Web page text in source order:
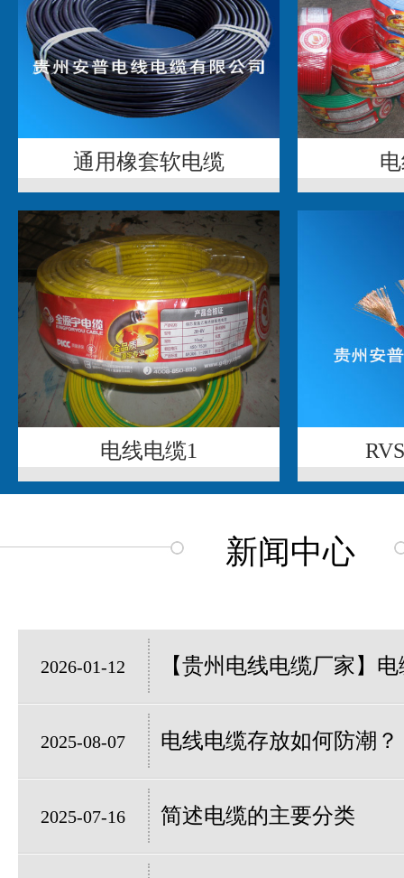
通用橡套软电缆
电线电缆1
新闻中心
2026-01-12 【贵州电线电缆厂家】
2025-08-07 电线电缆存放如何防潮？
2025-07-16 简述电缆的主要分类